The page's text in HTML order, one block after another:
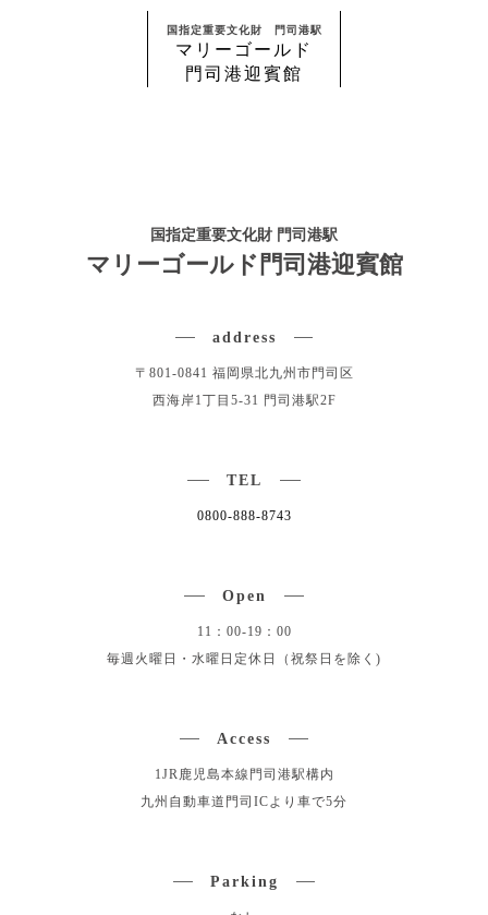
国指定重要文化財 門司港駅
マリーゴールド
門司港迎賓館
国指定重要文化財 門司港駅
マリーゴールド門司港迎賓館
address
〒801-0841 福岡県北九州市門司区
西海岸1丁目5-31 門司港駅2F
TEL
0800-888-8743
Open
11：00-19：00
毎週火曜日・水曜日定休日（祝祭日を除く)
Access
1JR鹿児島本線門司港駅構内
九州自動車道門司ICより車で5分
Parking